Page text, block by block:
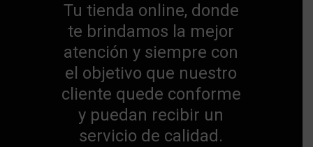
Tu tienda online, donde
te brindamos la mejor
atención y siempre con
el objetivo que nuestro
cliente quede conforme
y puedan recibir un
servicio de calidad.